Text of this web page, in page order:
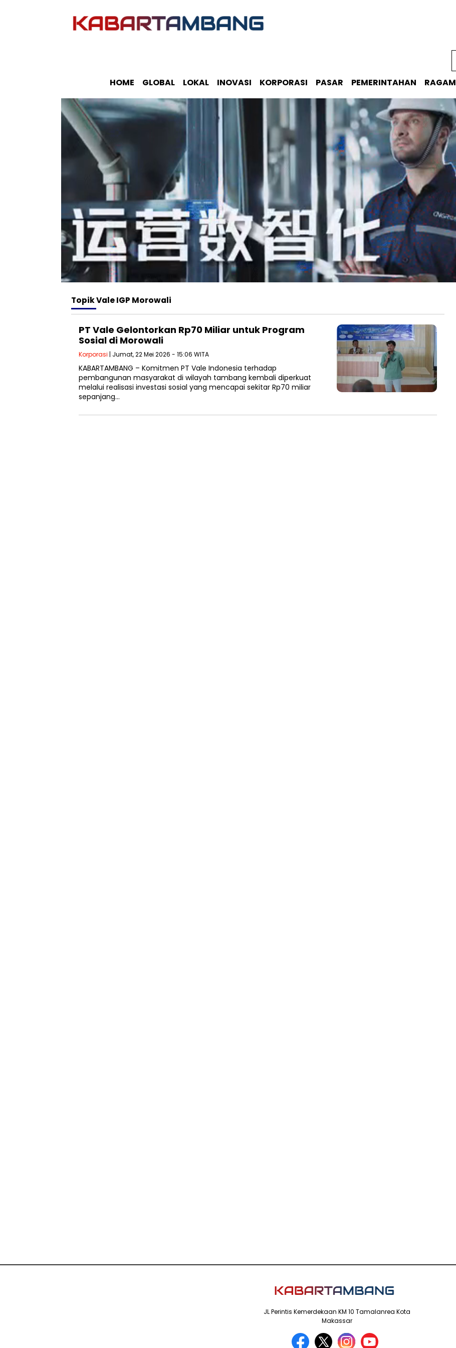
HOME GLOBAL LOKAL INOVASI KORPORASI PASAR PEMERINTAHAN RAGAM
TopikVale IGP Morowali
PT Vale Gelontorkan Rp70 Miliar untuk Program
Sosial di Morowali
Korporasi | Jumat, 22 Mei 2026 - 15:06 WITA
KABARTAMBANG – Komitmen PT Vale Indonesia terhadap
pembangunan masyarakat di wilayah tambang kembali diperkuat
melalui realisasi investasi sosial yang mencapai sekitar Rp70 miliar
sepanjang…
JL Perintis Kemerdekaan KM 10 Tamalanrea Kota
Makassar